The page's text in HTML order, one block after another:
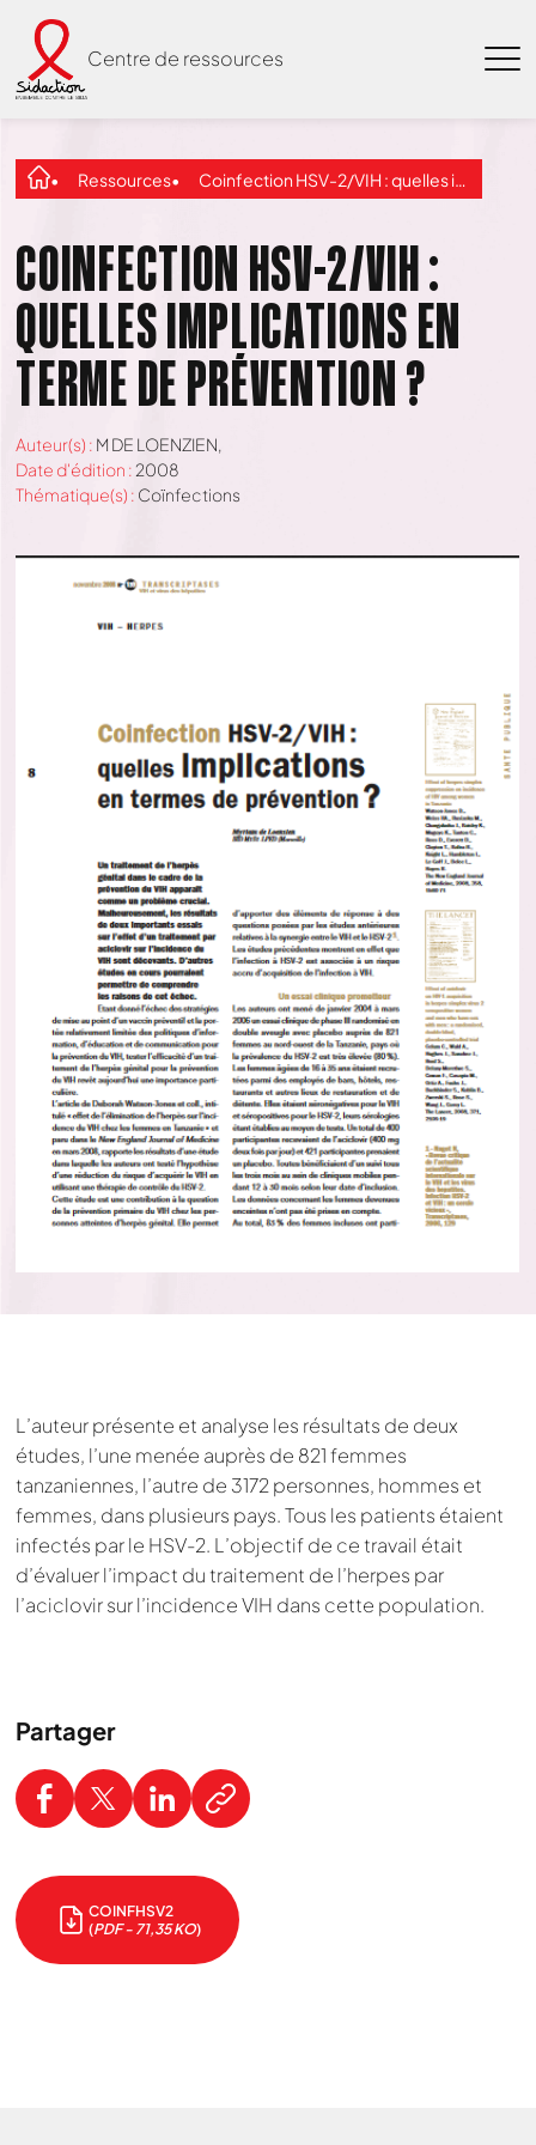
Centre de ressources
Ressources Coinfection HSV-2/VIH : quelles implications en terme de prévention ?
COINFECTION HSV-2/VIH :
QUELLES IMPLICATIONS EN
TERME DE PRÉVENTION ?
Auteur(s) : M DE LOENZIEN,
Date d'édition : 2008
Thématique(s) : Coïnfections
L’auteur présente et analyse les résultats de deux
études, l’une menée auprès de 821 femmes
tanzaniennes, l’autre de 3172 personnes, hommes et
femmes, dans plusieurs pays. Tous les patients étaient
infectés par le HSV-2. L’objectif de ce travail était
d’évaluer l’impact du traitement de l’herpes par
l’aciclovir sur l’incidence VIH dans cette population.
Partager
COINFHSV2
(PDF - 71,35 KO)